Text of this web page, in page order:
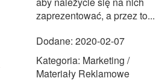
zaprezentować, a przez to...
Dodane: 2020-02-07
Kategoria: Marketing /
Materiały Reklamowe